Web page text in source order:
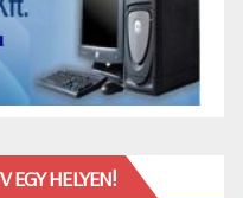
EGY HELYEN!